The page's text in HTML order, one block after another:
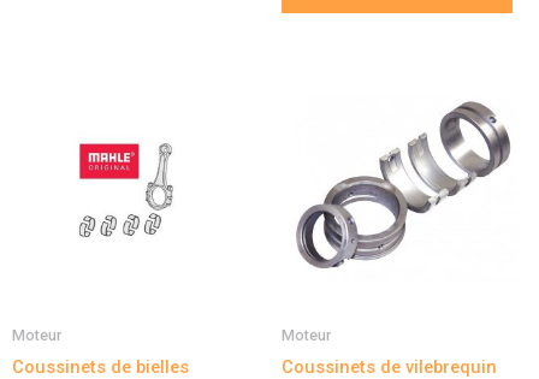
Moteur
Coussinets de bielles
Moteur
Coussinets de vilebrequin